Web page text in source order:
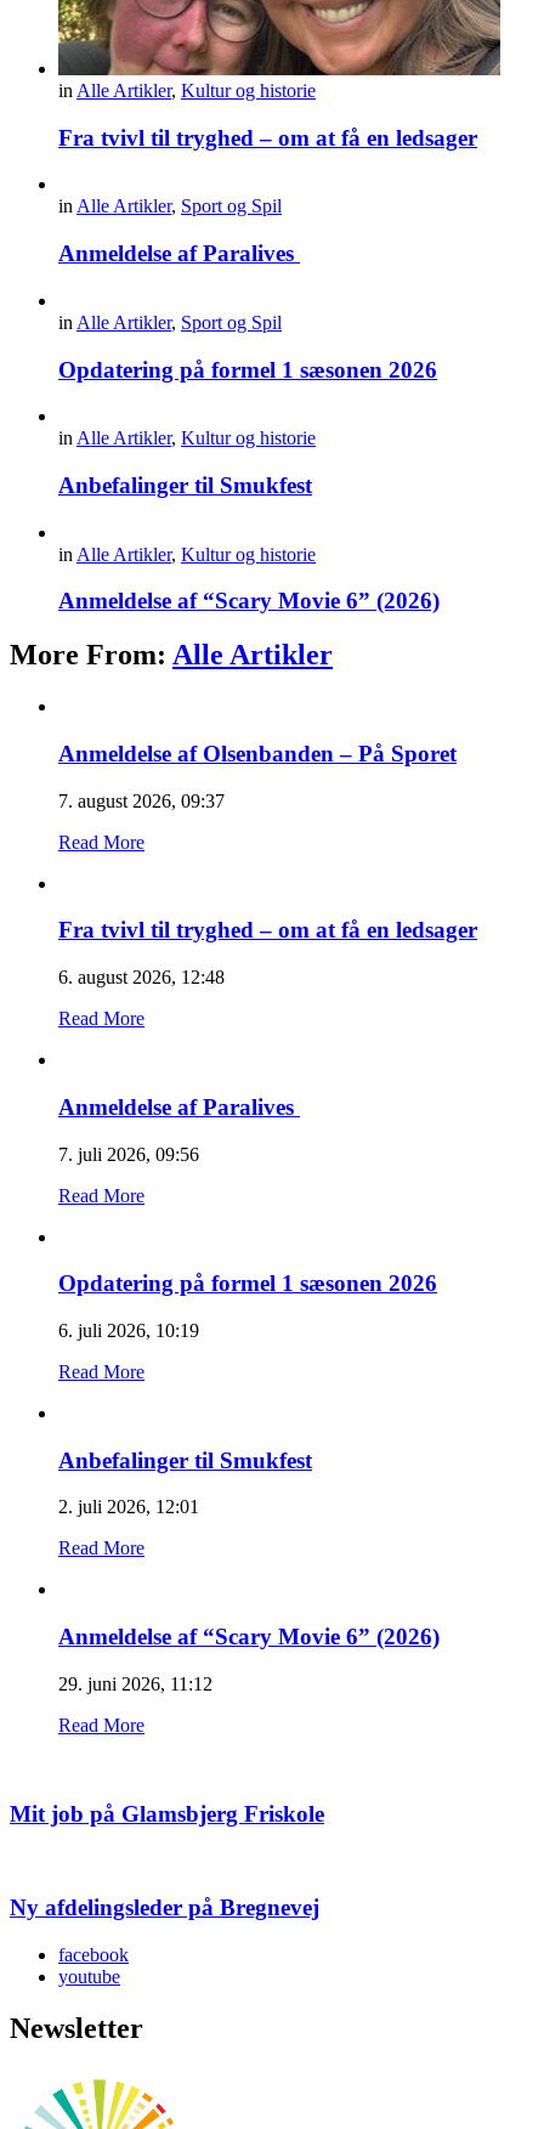
in Alle Artikler, Kultur og historie
Fra tvivl til tryghed – om at få en ledsager
inAlle Artikler, Sport og Spil
Anmeldelse af Paralives
in Alle Artikler, Sport og Spil
Opdatering på formel 1 sæsonen 2026
in Alle Artikler, Kultur og historie
Anbefalinger til Smukfest
in Alle Artikler, Kultur og historie
Anmeldelse af “Scary Movie 6” (2026)
More From: Alle Artikler
Anmeldelse af Olsenbanden – På Sporet
7. august 2026, 09:37
Read More
Fra tvivl til tryghed – om at få en ledsager
6. august 2026, 12:48
Read More
Anmeldelse af Paralives
7. juli 2026, 09:56
Read More
Opdatering på formel 1 sæsonen 2026
6. juli 2026, 10:19
Read More
Anbefalinger til Smukfest
2. juli 2026, 12:01
Read More
Anmeldelse af “Scary Movie 6” (2026)
29. juni 2026, 11:12
Read More
Mit job på Glamsbjerg Friskole
Ny afdelingsleder på Bregnevej
facebook
youtube
Newsletter